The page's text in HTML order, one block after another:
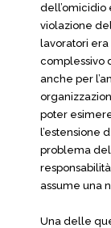
dell’omicidio
violazione
lavoratori
complessivo
anche per
poter
l’estensione
problema
assume una
Una delle